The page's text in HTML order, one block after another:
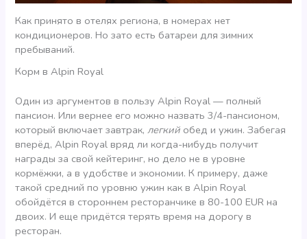
Как принято в отелях региона, в номерах нет
кондиционеров. Но зато есть батареи для зимних
пребываний.
Корм в Alpin Royal
Один из аргументов в пользу Alpin Royal — полный
пансион. Или вернее его можно назвать 3/4-пансионом,
который включает завтрак,легкий обед и ужин. Забегая
вперёд, Alpin Royal вряд ли когда-нибудь получит
награды за свой кейтеринг, но дело не в уровне
кормёжки, а в удобстве и экономии. К примеру, даже
такой средний по уровню ужин как в Alpin Royal
обойдётся в стороннем ресторанчике в 80-100 EUR на
двоих. И еще придётся терять время на дорогу в
ресторан.